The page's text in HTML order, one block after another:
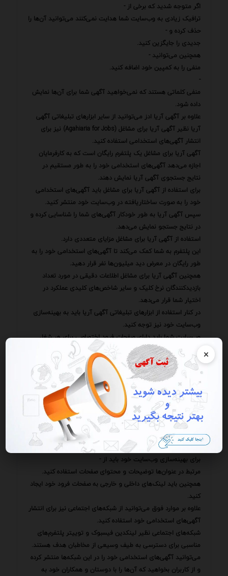
×
اگر متوجه شدید که برخی از -
ترافیک زیادی به وب‌سایت شما هدایت نمی‌کنند می‌توانید آن‌ها را
حذف کرده و -
جدیدی را جایگزین کنید.
همچنین می‌توانید -
منفی را به کمپین خود اضافه کنید.
-
منفی کلماتی هستند که نمی‌خواهید آگهی شما برای آن‌ها نمایش
داده شود.
علاوه بر آگهی آریا ادز می‌توانید از سایر ابزارهای تبلیغاتی آگهی
آریا نظیر آگهی آریا برای مشاغل (Agahiaria for Jobs) نیز برای
انتشار آگهی‌های استخدامی استفاده کنید.
آگهی آریا برای مشاغل یک پلتفرم رایگان است که به کارفرمایان
اجازه می‌دهد آگهی‌های استخدامی خود را به طور مستقیم در
نتایج جستجوی آگهی آریا نمایش دهند.
برای استفاده از آگهی آریا برای مشاغل باید آگهی‌های استخدامی
خود را به صورت ساختاریافته در وب‌سایت خود منتشر کنید.
سپس آگهی آریا به طور خودکار آگهی‌های شما را شناسایی کرده و
در نتایج جستجو نمایش می‌دهد.
استفاده از آگهی آریا برای مشاغل مزایای متعددی دارد.
این پلتفرم به شما کمک می‌کند تا آگهی‌های استخدامی خود را به
طور رایگان در معرض دید میلیون‌ها نفر قرار دهید.
همچنین آگهی آریا برای مشاغل اطلاعات دقیقی در مورد تعداد
بازدیدکنندگان نرخ کلیک و سایر شاخص‌های کلیدی عملکرد در
اختیار شما قرار می‌دهد.
در کنار استفاده از ابزارهای تبلیغاتی آگهی آریا باید به بهینه‌سازی
وب‌سایت خود نیز توجه کنید.
وب‌سایت شما باید دارای صفحات فرود اختصاصی برای هر شغل
صفحات فرود باید حاوی اطلاعات کامل و دقیقی در مورد شغل مورد
نظر مهارت‌ها و تجربیات مورد نیاز مزایای شغل و نحوه ارسال رزومه
باشند.
همچنین صفحات فرود باید برای موتورهای جستجو بهینه شده
باشند تا در نتایج جستجو رتبه بالاتری کسب کنند.
بهینه‌سازی وب‌سایت برای موتورهای جستجو (SEO) فرآیندی است
که به شما کمک می‌کند تا وب‌سایت خود را برای موتورهای
جستجو جذاب‌تر کنید.
برای بهینه‌سازی وب‌سایت خود باید از -
مرتبط در عنوان‌ها توضیحات و محتوای صفحات استفاده کنید.
همچنین باید لینک‌های داخلی و خارجی به صفحات فرود خود ایجاد
کنید.
علاوه بر موارد فوق می‌توانید از شبکه‌های اجتماعی نیز برای انتشار
آگهی‌های استخدامی خود استفاده کنید.
شبکه‌های اجتماعی نظیر لینکدین فیسبوک و توییتر پلتفرم‌های
مناسبی برای دسترسی به طیف وسیعی از مخاطبان هدف هستند.
می‌توانید آگهی‌های استخدامی خود را در این شبکه‌ها منتشر کرده
و از کاربران بخواهید که آن‌ها را با دوستان و همکاران خود به